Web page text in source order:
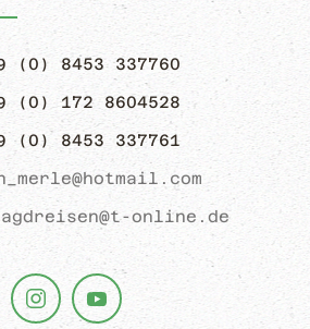
(0) 8453 337760
(0) 172 8604528
(0) 8453 337761
online.de